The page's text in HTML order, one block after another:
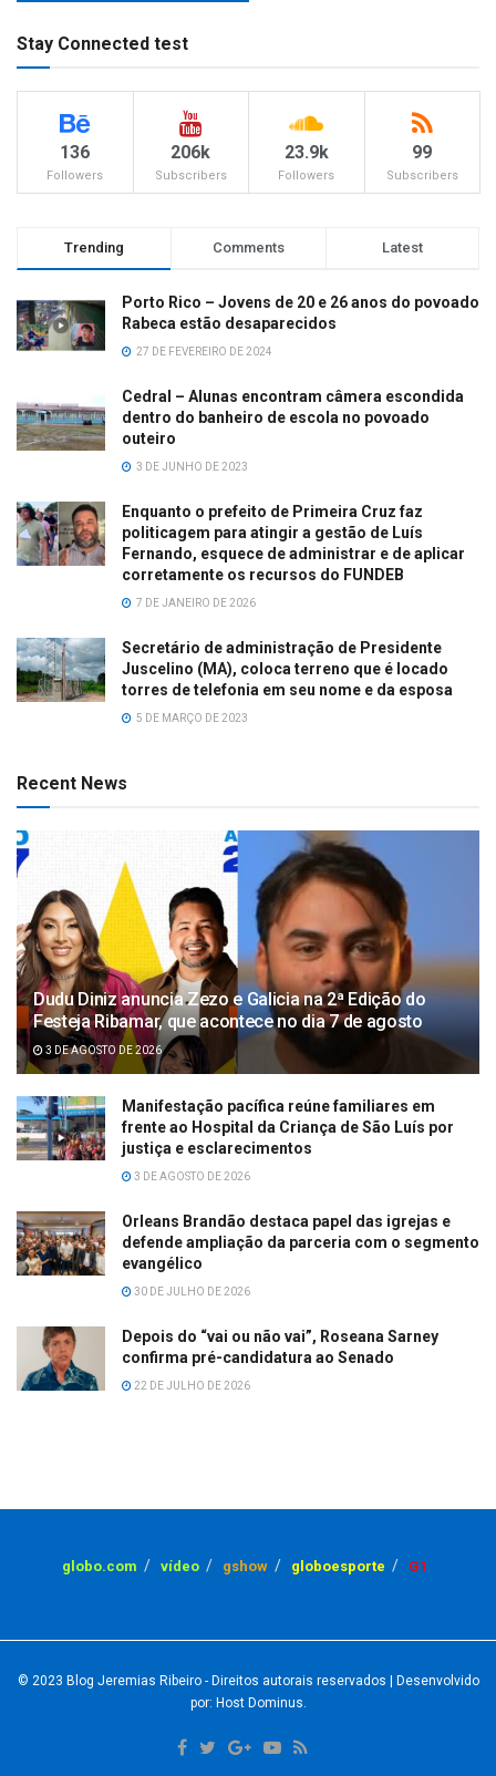
Stay Connected test
136
Followers
206k
Subscribers
23.9k
Followers
99
Subscribers
Trending Comments Latest
Porto Rico – Jovens de 20 e 26 anos do povoado
Rabeca estão desaparecidos
27 DE FEVEREIRO DE 2024
Cedral – Alunas encontram câmera escondida
dentro do banheiro de escola no povoado
outeiro
3 DE JUNHO DE 2023
Enquanto o prefeito de Primeira Cruz faz
politicagem para atingir a gestão de Luís
Fernando, esquece de administrar e de aplicar
corretamente os recursos do FUNDEB
7 DE JANEIRO DE 2026
Secretário de administração de Presidente
Juscelino (MA), coloca terreno que é locado
torres de telefonia em seu nome e da esposa
5 DE MARÇO DE 2023
Recent News
Dudu Diniz anuncia Zezo e Galicia na 2ª Edição do
Festeja Ribamar, que acontece no dia 7 de agosto
3 DE AGOSTO DE 2026
Manifestação pacífica reúne familiares em
frente ao Hospital da Criança de São Luís por
justiça e esclarecimentos
3 DE AGOSTO DE 2026
Orleans Brandão destaca papel das igrejas e
defende ampliação da parceria com o segmento
evangélico
30 DE JULHO DE 2026
Depois do “vai ou não vai”, Roseana Sarney
confirma pré-candidatura ao Senado
22 DE JULHO DE 2026
globo.com vídeo gshow globoesporte G1
© 2023 Blog Jeremias Ribeiro- Direitos autorais reservados | Desenvolvido
por: Host Dominus.